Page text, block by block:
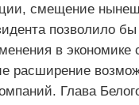
смещение
позволило
в экономике
расширение
Глава